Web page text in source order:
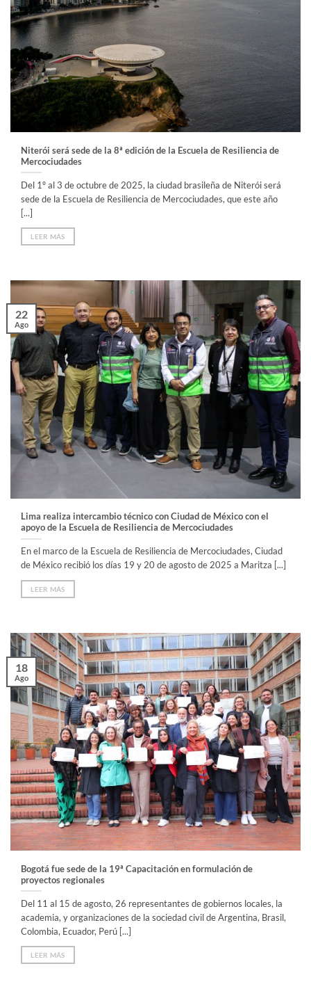
Niterói será sede de la 8ª edición de la Escuela de Resiliencia de
Mercociudades
Del 1º al 3 de octubre de 2025, la ciudad brasileña de Niterói será
sede de la Escuela de Resiliencia de Mercociudades, que este año
[...]
LEER MÁS
Lima realiza intercambio técnico con Ciudad de México con el
apoyo de la Escuela de Resiliencia de Mercociudades
En el marco de la Escuela de Resiliencia de Mercociudades, Ciudad
de México recibió los días 19 y 20 de agosto de 2025 a Maritza [...]
LEER MÁS
22
Ago
Bogotá fue sede de la 19ª Capacitación en formulación de
proyectos regionales
Del 11 al 15 de agosto, 26 representantes de gobiernos locales, la
academia, y organizaciones de la sociedad civil de Argentina, Brasil,
Colombia, Ecuador, Perú [...]
LEER MÁS
18
Ago